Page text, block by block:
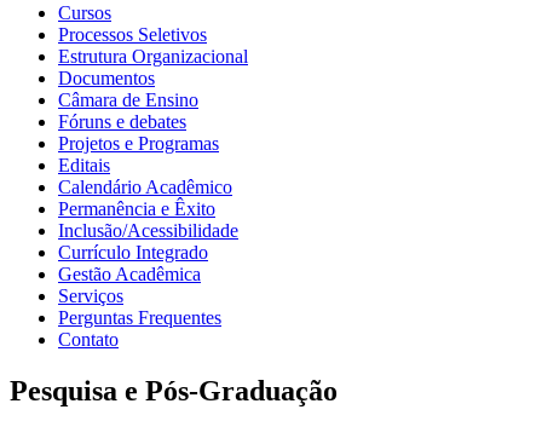
Cursos
Processos Seletivos
Estrutura Organizacional
Documentos
Câmara de Ensino
Fóruns e debates
Projetos e Programas
Editais
Calendário Acadêmico
Permanência e Êxito
Inclusão/Acessibilidade
Currículo Integrado
Gestão Acadêmica
Serviços
Perguntas Frequentes
Contato
Pesquisa e Pós-Graduação